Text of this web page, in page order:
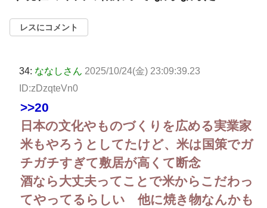
レスにコメント
34: ななしさん 2025/10/24(金) 23:09:39.23
ID:zDzqteVn0
>>20
日本の文化やものづくりを広める実業家
米もやろうとしてたけど、米は国策でガ
チガチすぎて敷居が高くて断念
酒なら大丈夫ってことで米からこだわっ
てやってるらしい 他に焼き物なんかも